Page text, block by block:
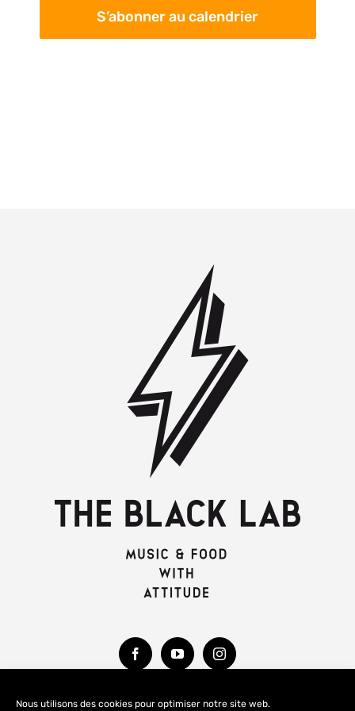
Nous utilisons des cookies pour optimiser notre site web.
S’abonner au calendrier